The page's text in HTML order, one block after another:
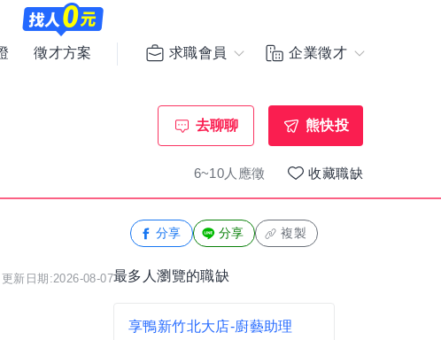
徵才方案 求職會員 企業徵才
去聊聊 熊快投
6~10人應徵 收藏職缺
更新日期:2026-08-07
分享 分享 複製
最多人瀏覽的職缺
享鴨新竹北大店-廚藝助理